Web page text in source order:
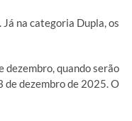
na categoria Dupla, os
dezembro, quando serão
dezembro de 2025. O